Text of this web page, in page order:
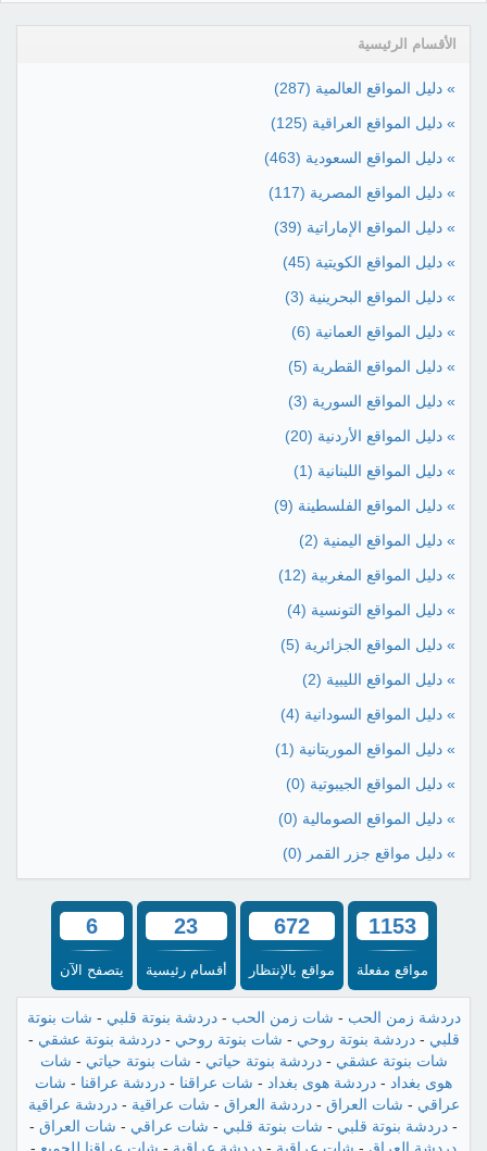
الأقسام الرئيسية
» دليل المواقع العالمية (287)
» دليل المواقع العراقية (125)
» دليل المواقع السعودية (463)
» دليل المواقع المصرية (117)
» دليل المواقع الإماراتية (39)
» دليل المواقع الكويتية (45)
» دليل المواقع البحرينية (3)
» دليل المواقع العمانية (6)
» دليل المواقع القطرية (5)
» دليل المواقع السورية (3)
» دليل المواقع الأردنية (20)
» دليل المواقع اللبنانية (1)
» دليل المواقع الفلسطينة (9)
» دليل المواقع اليمنية (2)
» دليل المواقع المغربية (12)
» دليل المواقع التونسية (4)
» دليل المواقع الجزائرية (5)
» دليل المواقع الليبية (2)
» دليل المواقع السودانية (4)
» دليل المواقع الموريتانية (1)
» دليل المواقع الجيبوتية (0)
» دليل المواقع الصومالية (0)
» دليل مواقع جزر القمر (0)
1153
مواقع مفعلة
672
مواقع بالإنتظار
23
أقسام رئيسية
6
يتصفح الآن
دردشة زمن الحب - شات زمن الحب -دردشة بنوتة قلبي - شات بنوتة
قلبي -دردشة بنوتة روحي - شات بنوتة روحي -دردشة بنوتة عشقي -
شات بنوتة عشقي -دردشة بنوتة حياتي - شات بنوتة حياتي - شات
هوى بغداد - دردشة هوى بغداد - شات عراقنا - دردشة عراقنا - شات
عراقي - شات العراق -دردشة العراق - شات عراقية -دردشة عراقية
- دردشة بنوتة قلبي - شات بنوتة قلبي - شات عراقي - شات العراق -
دردشة العراق - شات عراقية - دردشة عراقية - شات عراقنا للجميع -